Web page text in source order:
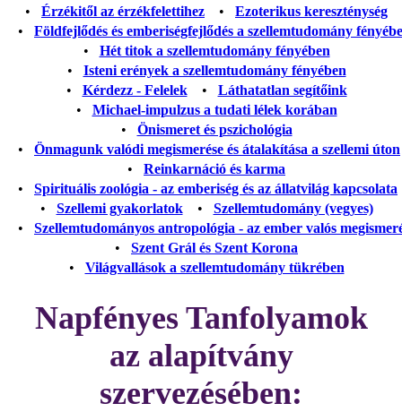
• Érzékitől az érzékfelettihez • Ezoterikus kereszténység
• Földfejlődés és emberiségfejlődés a szellemtudomány
• Hét titok a szellemtudomány fényében
• Isteni erények a szellemtudomány fényében
• Kérdezz - Felelek• Láthatatlan segítőink
• Michael-impulzus a tudati lélek korában
• Önismeret és pszichológia
• Önmagunk valódi megismerése és átalakítása a szellemi úton
• Reinkarnáció és karma
• Spirituális zoológia - az emberiség és az állatvilág kapcsolata
• Szellemi gyakorlatok• Szellemtudomány (vegyes)
• Szellemtudományos antropológia - az ember valós
• Szent Grál és Szent Korona
• Világvallások a szellemtudomány tükrében
Napfényes Tanfolyamok
az alapítvány
szervezésében: